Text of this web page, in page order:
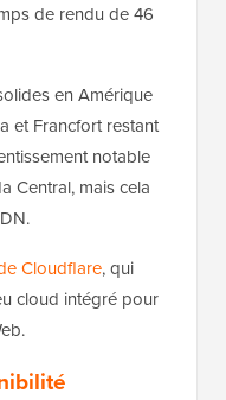
de rendu de 46
en Amérique
et Francfort restant
notable
Central, mais cela
Cloudflare, qui
cloud intégré pour